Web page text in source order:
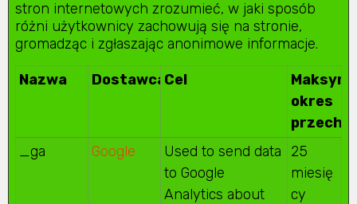
stron internetowych zrozumieć, w jaki sposób
różni użytkownicy zachowują się na stronie,
gromadząc i zgłaszając anonimowe informacje.
Nazwa DostawcaCel
okres
_ga
Google
Used to send data
to Google
Analytics about
25
miesię
cy